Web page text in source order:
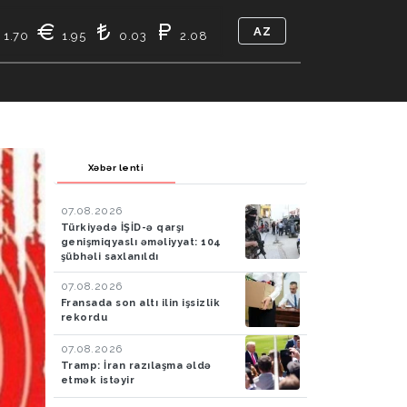
1.70 1.95 0.03 2.08 AZ
Xəbər lenti
07.08.2026
Türkiyədə İŞİD-ə qarşı
genişmiqyaslı əməliyyat: 104
şübhəli saxlanıldı
07.08.2026
Fransada son altı ilin işsizlik
rekordu
07.08.2026
Tramp: İran razılaşma əldə
etmək istəyir